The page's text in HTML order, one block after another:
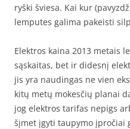
ryški šviesa. Kai kur
lemputes galima pakeisti
Elektros kaina 2013 metais
sąskaitas, bet ir didesnį
jis yra naudingas ne vien
kitų metų mokesčių planai
jog elektros tarifas nepigs
šįmet įgyti taupymo įpročiai